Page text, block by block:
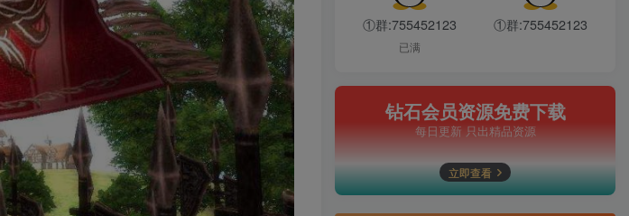
①群:755452123
已满
①群:755452123
钻石会员资源免费下载
每日更新 只出精品资源
立即查看